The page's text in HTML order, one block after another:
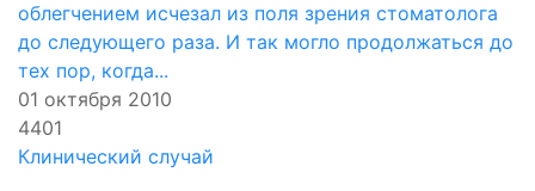
облегчением исчезал из поля зрения стоматолога
до следующего раза. И так могло продолжаться до
тех пор, когда...
01 октября 2010
4401
Клинический случай